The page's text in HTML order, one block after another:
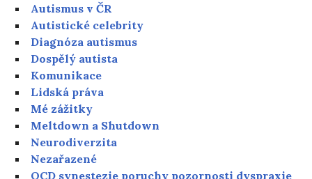
Autismus v ČR
Autistické celebrity
Diagnóza autismus
Dospělý autista
Komunikace
Lidská práva
Mé zážitky
Meltdown a Shutdown
Neurodiverzita
Nezařazené
OCD synestezie poruchy pozornosti dyspraxie